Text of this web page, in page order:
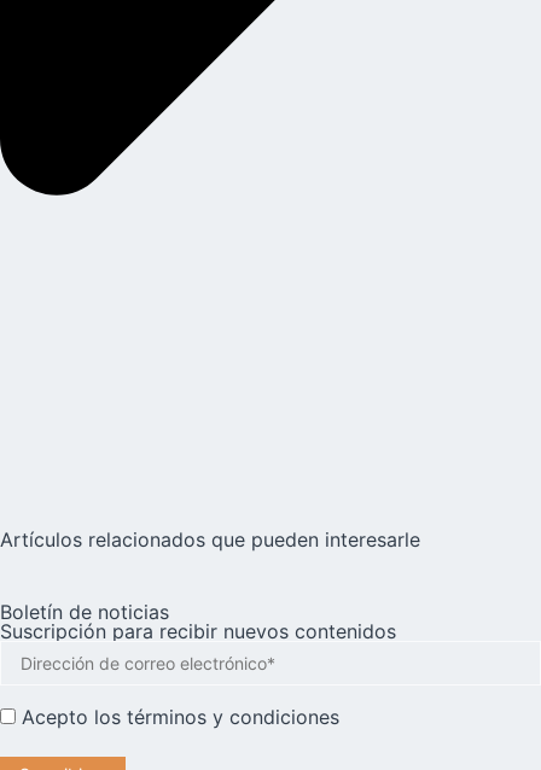
Artículos relacionados que pueden interesarle
Boletín de noticias
Suscripción para recibir nuevos contenidos
Acepto los términos y condiciones